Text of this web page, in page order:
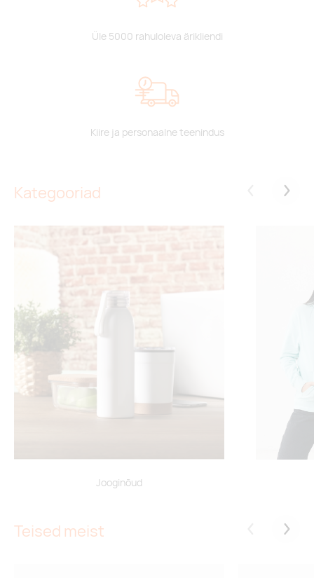
Üle 5000 rahuloleva ärikliendi
Kiire ja personaalne teenindus
Kategooriad Eelmised
Jooginõud
Teised meist Eelmised